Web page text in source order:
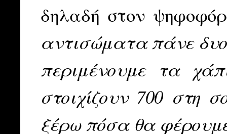
δηλαδή στον
αντισώματα πάνε δυο
περιμένουμε τα
στοιχίζουν 700 στη
ξέρω πόσα θα